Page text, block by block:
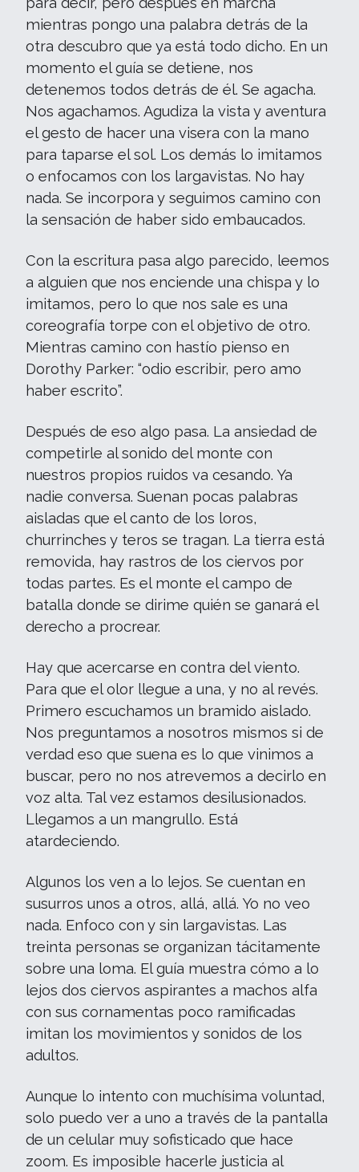
mientras pongo una palabra detrás de la
otra descubro que ya está todo dicho. En un
momento el guía se detiene, nos
detenemos todos detrás de él. Se agacha.
Nos agachamos. Agudiza la vista y aventura
el gesto de hacer una visera con la mano
para taparse el sol. Los demás lo imitamos
o enfocamos con los largavistas. No hay
nada. Se incorpora y seguimos camino con
la sensación de haber sido embaucados.
Con la escritura pasa algo parecido, leemos
a alguien que nos enciende una chispa y lo
imitamos, pero lo que nos sale es una
coreografía torpe con el objetivo de otro.
Mientras camino con hastío pienso en
Dorothy Parker: “odio escribir, pero amo
haber escrito”.
Después de eso algo pasa. La ansiedad de
competirle al sonido del monte con
nuestros propios ruidos va cesando. Ya
nadie conversa. Suenan pocas palabras
aisladas que el canto de los loros,
churrinches y teros se tragan. La tierra está
removida, hay rastros de los ciervos por
todas partes. Es el monte el campo de
batalla donde se dirime quién se ganará el
derecho a procrear.
Hay que acercarse en contra del viento.
Para que el olor llegue a una, y no al revés.
Primero escuchamos un bramido aislado.
Nos preguntamos a nosotros mismos si de
verdad eso que suena es lo que vinimos a
buscar, pero no nos atrevemos a decirlo en
voz alta. Tal vez estamos desilusionados.
Llegamos a un mangrullo. Está
atardeciendo.
Algunos los ven a lo lejos. Se cuentan en
susurros unos a otros, allá, allá. Yo no veo
nada. Enfoco con y sin largavistas. Las
treinta personas se organizan tácitamente
sobre una loma. El guía muestra cómo a lo
lejos dos ciervos aspirantes a machos alfa
con sus cornamentas poco ramificadas
imitan los movimientos y sonidos de los
adultos.
Aunque lo intento con muchísima voluntad,
solo puedo ver a uno a través de la pantalla
de un celular muy sofisticado que hace
zoom. Es imposible hacerle justicia al